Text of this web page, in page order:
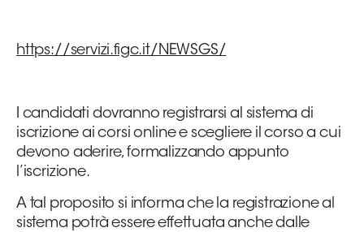
https://servizi.figc.it/NEWSGS/
I candidati dovranno registrarsi al sistema di
iscrizione ai corsi online e scegliere il corso a cui
devono aderire, formalizzando appunto
l’iscrizione.
A tal proposito si informa che la registrazione al
sistema potrà essere effettuata anche dalle